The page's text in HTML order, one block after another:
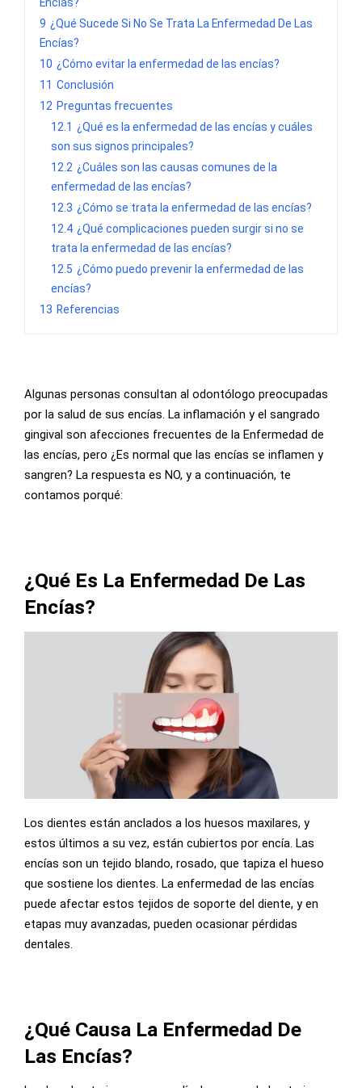
Encías?
9 ¿Qué Sucede Si No Se Trata La Enfermedad De Las
Encías?
10 ¿Cómo evitar la enfermedad de las encías?
11 Conclusión
12 Preguntas frecuentes
12.1 ¿Qué es la enfermedad de las encías y cuáles
son sus signos principales?
12.2 ¿Cuáles son las causas comunes de la
enfermedad de las encías?
12.3 ¿Cómo se trata la enfermedad de las encías?
12.4 ¿Qué complicaciones pueden surgir si no se
trata la enfermedad de las encías?
12.5 ¿Cómo puedo prevenir la enfermedad de las
encías?
13 Referencias
Algunas personas consultan al odontólogo preocupadas
por la salud de sus encías. La inflamación y el sangrado
gingival son afecciones frecuentes de la Enfermedad de
las encías, pero ¿Es normal que las encías se inflamen y
sangren? La respuesta es NO, y a continuación, te
contamos porqué:
¿Qué Es La Enfermedad De Las
Encías?
Los dientes están anclados a los huesos maxilares, y
estos últimos a su vez, están cubiertos por encía. Las
encías son un tejido blando, rosado, que tapiza el hueso
que sostiene los dientes. La enfermedad de las encías
puede afectar estos tejidos de soporte del diente, y en
etapas muy avanzadas, pueden ocasionar pérdidas
dentales.
¿Qué Causa La Enfermedad De
Las Encías?